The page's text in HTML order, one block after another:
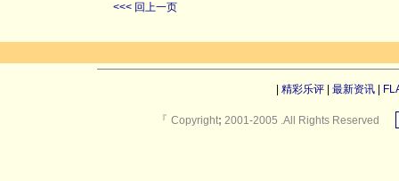
<<< 回上一页
精彩乐评| 最新资讯|
『 Copyright; 2001-2005 .All Rights Reserved